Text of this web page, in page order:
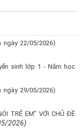
22/05/2026)
sinh lớp 1 - Năm học
29/05/2026)
TRẺ EM” VỚI CHỦ ĐỀ
2026)